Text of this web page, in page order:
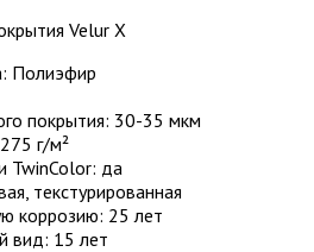
Velur X
Полиэфир
покрытия: 30-35 мкм
г/м²
TwinColor: да
текстурированная
коррозию: 25 лет
вид: 15 лет